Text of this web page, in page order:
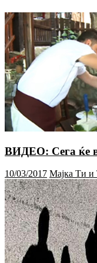
ВИДЕО: Сега ќе
10/03/2017 Мајка Ти и